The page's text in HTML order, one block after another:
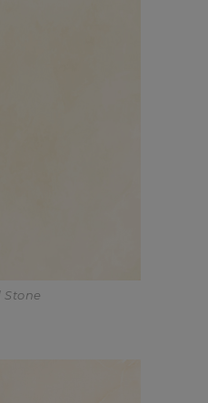
Stone